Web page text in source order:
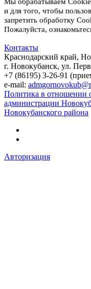
и для того, чтобы
запретить обработку
Пожалуйста,
Контакты
Краснодарский край,
г. Новокубанск, ул.
+7 (86195) 3-26-91
e-mail:
Политика в отношении
администрации
Новокубанского района
Авторизация